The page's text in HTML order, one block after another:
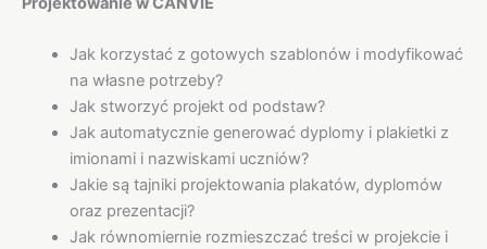
Jak korzystać z gotowych szablonów i modyfikować
na własne potrzeby?
Jak stworzyć projekt od podstaw?
Jak automatycznie generować dyplomy i plakietki z
imionami i nazwiskami uczniów?
Jakie są tajniki projektowania plakatów, dyplomów
oraz prezentacji?
Jak równomiernie rozmieszczać treści w projekcie i